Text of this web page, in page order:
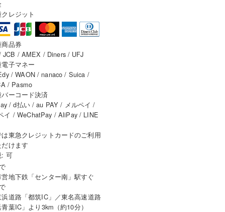
クレジット
商品券
JCB / AMEX / Diners / UFJ
電子マネー
/ WAON / nanaco / Suica /
/ Pasmo
バーコード決済
/ d払い / au PAY / メルペイ /
イ / WeChatPay / AliPay / LINE
は東急クレジットカードのご利用
けます
: 可
地下鉄「センター南」駅すぐ
道路「都筑IC」／東名高速道路
青葉IC」より3km（約10分）